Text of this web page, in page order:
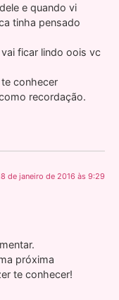
e quando vi
tinha pensado
ficar lindo oois vc
conhecer
recordação.
de janeiro de 2016 às 9:29
próxima
te conhecer!